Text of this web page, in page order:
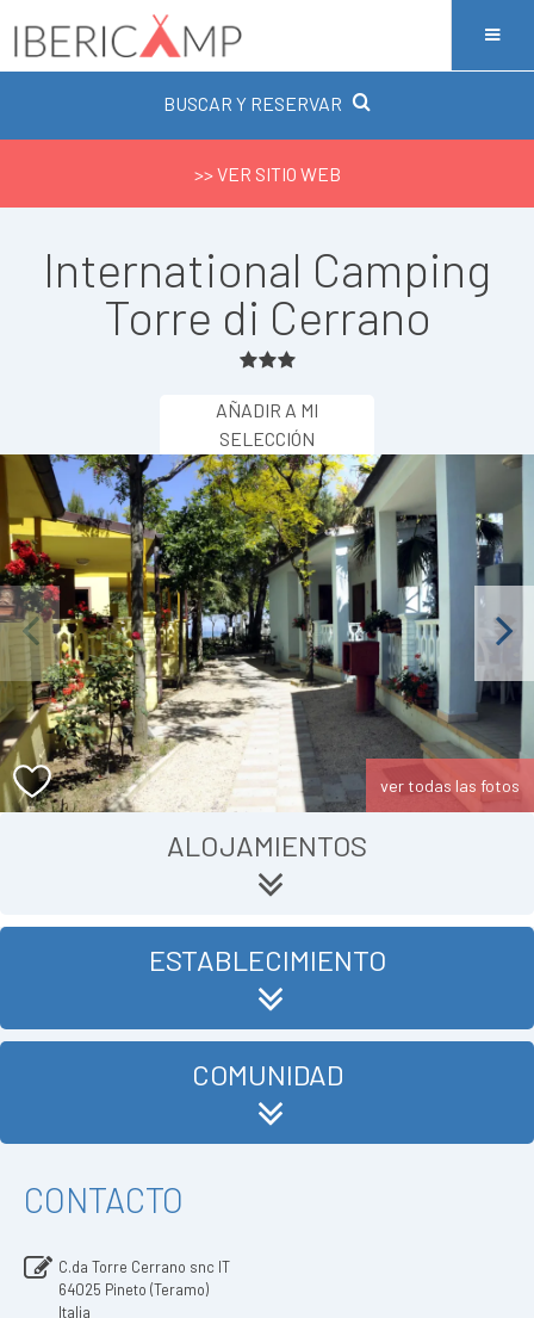
BUSCAR Y RESERVAR
>> VER SITIO WEB
International Camping
Torre di Cerrano
AÑADIR A MI
SELECCIÓN
Next
ver todas las fotos
ALOJAMIENTOS
ESTABLECIMIENTO
COMUNIDAD
CONTACTO
C.da Torre Cerrano snc IT
64025 Pineto (Teramo)
Italia